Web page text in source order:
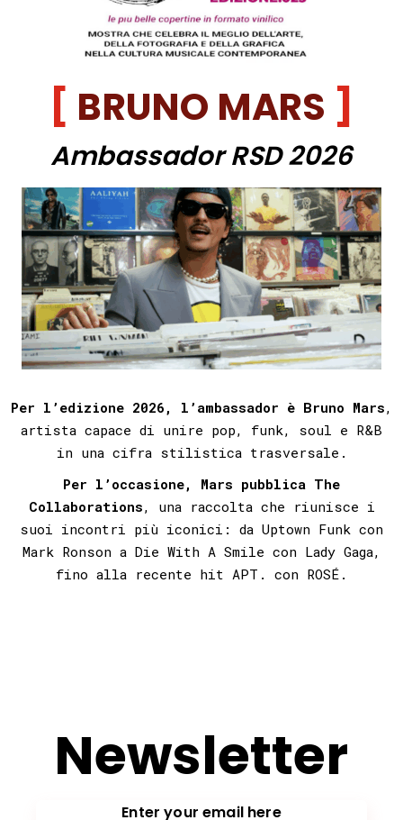
BRUNO MARS
Ambassador RSD 2026
Per l’edizione 2026, l’ambassador è Bruno Mars,
artista capace di unire pop, funk, soul e R&B
in una cifra stilistica trasversale.
Per l’occasione, Mars pubblica The
Collaborations, una raccolta che riunisce i
suoi incontri più iconici: da Uptown Funk con
Mark Ronson a Die With A Smile con Lady Gaga,
fino alla recente hit APT. con ROSÉ.
Newsletter